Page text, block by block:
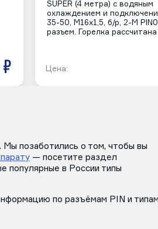
SUPER (4 метра) с водяным
охлаждением и
35-50, M16x1,5, б/р, 2-M
разъем. Горелка
Цена:
Мы позаботились о том, чтобы вы
— посетите раздел
популярные в России типы
по разъёмам PIN и типам